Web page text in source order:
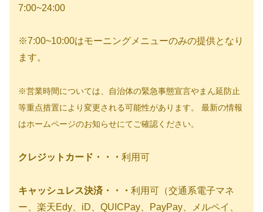
7:00~24:00
※7:00~10:00はモーニングメニューのみの提供となり
ます。
※営業時間については、自治体の緊急事態宣言やまん延防止
等重点措置により変更される可能性があります。 最新の情報
はホームページのお知らせにてご確認ください。
クレジットカード・・・ 利用可
キャッシュレス決済・・・ 利用可（交通系電子マネ
ー、楽天Edy、iD、QUICPay、PayPay、メルペイ、